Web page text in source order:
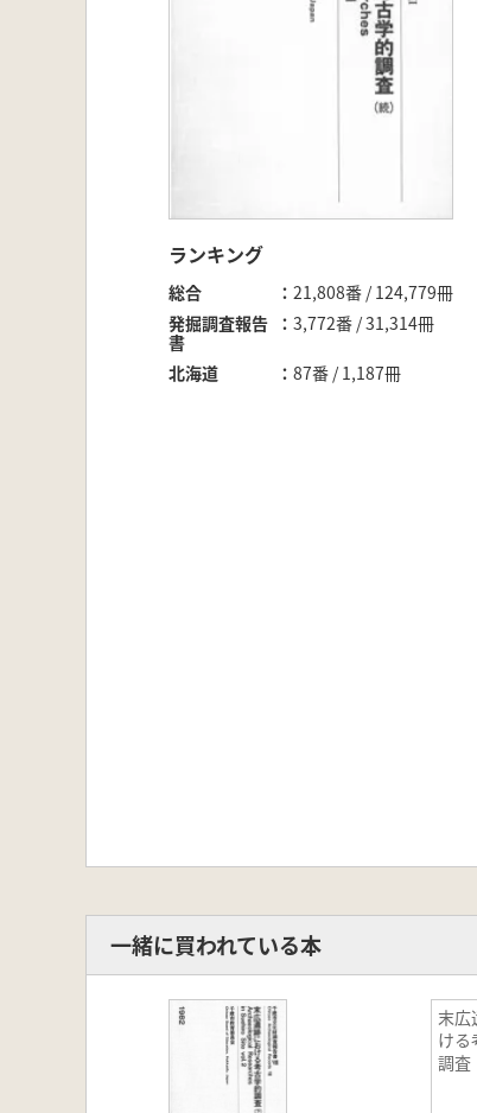
ランキング
総合
21,808番 / 124,779冊
発掘調査報告
書
3,772番 / 31,314冊
北海道 87番 / 1,187冊
一緒に買われている本
末広
ける
調